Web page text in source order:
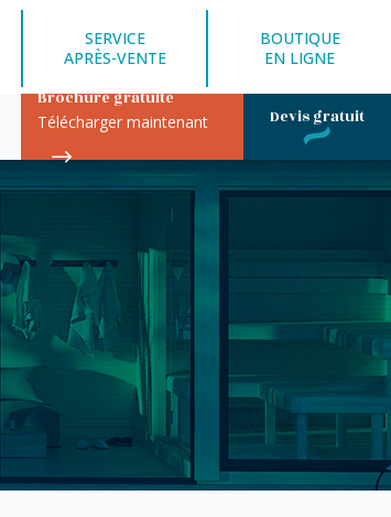
SERVICE
APRÈS-VENTE
BOUTIQUE
EN LIGNE
Brochure gratuite
Télécharger maintenant Devis gratuit